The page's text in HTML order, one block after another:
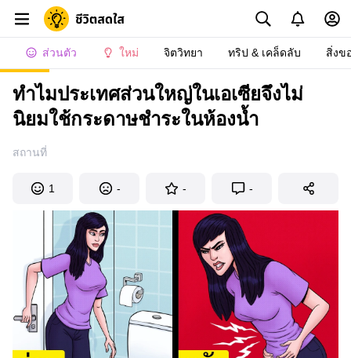
ส่วนตัว ใหม่ จิตวิทยา ทริป & เคล็ดลับ สิ่งข
ทำไมประเทศส่วนใหญ่ในเอเซียจึงไม่
นิยมใช้กระดาษชำระในห้องน้ำ
สถานที่
1 - - -